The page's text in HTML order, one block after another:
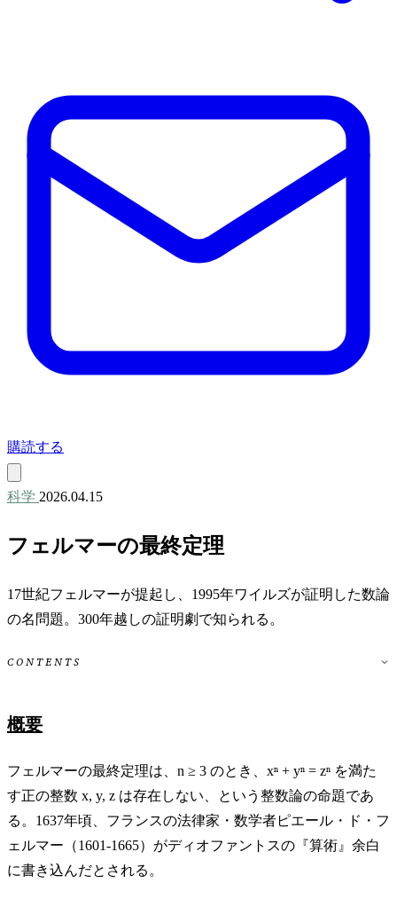
購読する
科学 2026.04.15
フェルマーの最終定理
17世紀フェルマーが提起し、1995年ワイルズが証明した数論
の名問題。300年越しの証明劇で知られる。
CONTENTS
概要
フェルマーの最終定理は、n ≥ 3 のとき、xⁿ + yⁿ = zⁿ を満た
す正の整数 x, y, z は存在しない、という整数論の命題であ
る。1637年頃、フランスの法律家・数学者ピエール・ド・フ
ェルマー（1601-1665）がディオファントスの『算術』余白
に書き込んだとされる。